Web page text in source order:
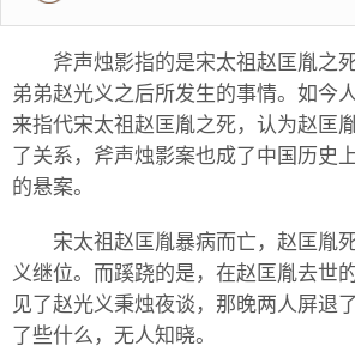
斧声烛影指的是宋太祖赵匡胤之
弟弟赵光义之后所发生的事情。如今
来指代宋太祖赵匡胤之死，认为赵匡
了关系，斧声烛影案也成了中国历史
的悬案。
宋太祖赵匡胤暴病而亡，赵匡胤
义继位。而蹊跷的是，在赵匡胤去世
见了赵光义秉烛夜谈，那晚两人屏退
了些什么，无人知晓。